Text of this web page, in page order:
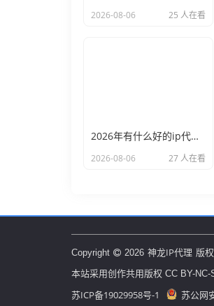
2026-08-06 25 人在看
2026年有什么好的ip代理软件？亲测后我只推荐这几个
2026-08-06 27 人在看
Copyright 2026 神龙IP代理 版
本站采用创作共用版权 CC BY-
苏ICP备19029958号-1 苏公网